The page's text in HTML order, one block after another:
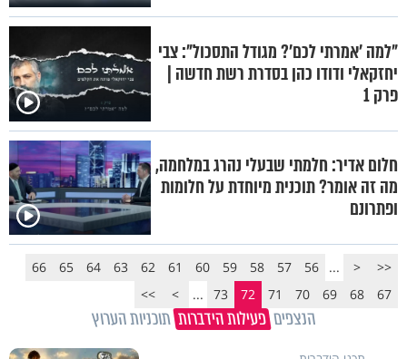
"למה 'אמרתי לכם'? מגודל התסכול": צבי
יחזקאלי ודודו כהן בסדרת רשת חדשה |
פרק 1
חלום אדיר: חלמתי שבעלי נהרג במלחמה,
מה זה אומר? תוכנית מיוחדת על חלומות
ופתרונם
<<
<
...
56
57
58
59
60
61
62
63
64
65
66
67
68
69
70
71
72
73
...
>
>>
הנצפים פעילות הידברות תוכניות הערוץ